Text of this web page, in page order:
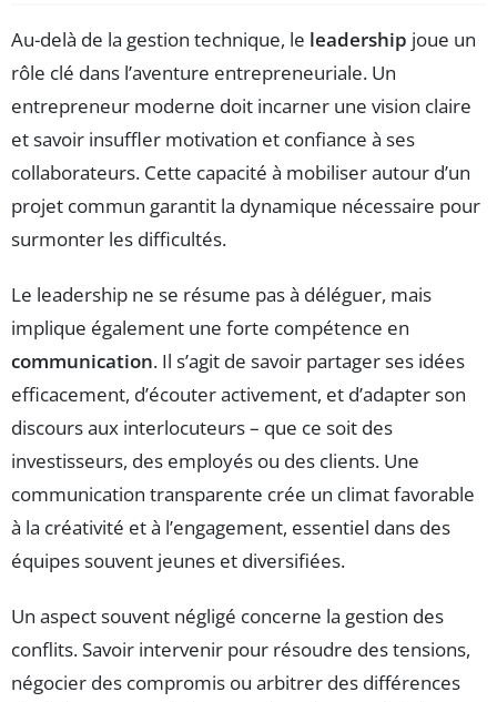
Au-delà de la gestion technique, le leadership joue un
rôle clé dans l’aventure entrepreneuriale. Un
entrepreneur moderne doit incarner une vision claire
et savoir insuffler motivation et confiance à ses
collaborateurs. Cette capacité à mobiliser autour d’un
projet commun garantit la dynamique nécessaire pour
surmonter les difficultés.
Le leadership ne se résume pas à déléguer, mais
implique également une forte compétence en
communication. Il s’agit de savoir partager ses idées
efficacement, d’écouter activement, et d’adapter son
discours aux interlocuteurs – que ce soit des
investisseurs, des employés ou des clients. Une
communication transparente crée un climat favorable
à la créativité et à l’engagement, essentiel dans des
équipes souvent jeunes et diversifiées.
Un aspect souvent négligé concerne la gestion des
conflits. Savoir intervenir pour résoudre des tensions,
négocier des compromis ou arbitrer des différences